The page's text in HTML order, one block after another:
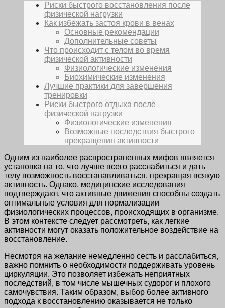
Риски быстрого восстановления после
физической нагрузки
Как избежать застоя крови в венах
Основные рекомендации
Дополнительные советы
Что происходит с телом во время
физической активности
Физиологические изменения
Биохимические изменения
Лучшие практики для завершения
тренировки
Риски быстрого отдыха после
физической нагрузки
Физиологические изменения
Возможные последствия быстрого
прекращения активности
Одним из наиболее распространенных мифов является
установка на то, что лучше всего расслабиться и дать
телу возможность восстанавливаться, прекращая всякую
активность. Однако, медицинские исследования
подтверждают, что активные движения способны создать
оптимальные условия для нормализации
физиологических процессов, происходящих в организме.
В этом контексте следует рассмотреть, как легкие
активности могут оказать положительное воздействие на
восстановление.
Несмотря на желание немедленно сесть и расслабиться,
важно помнить о необходимости поддерживать уровень
циркуляции. Это позволяет избежать неприятных
последствий, в том числе мышечных судорог и плохого
самочувствия. Таким образом, выбор более активного
подхода к восстановлению оказывается не только